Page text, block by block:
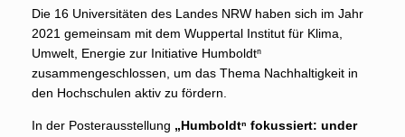
Die 16 Universitäten des Landes NRW haben sich im Jahr
2021 gemeinsam mit dem Wuppertal Institut für Klima,
Umwelt, Energie zur Initiative Humboldtⁿ
zusammengeschlossen, um das Thema Nachhaltigkeit in
den Hochschulen aktiv zu fördern.
In der Posterausstellung „Humboldtⁿ fokussiert: under